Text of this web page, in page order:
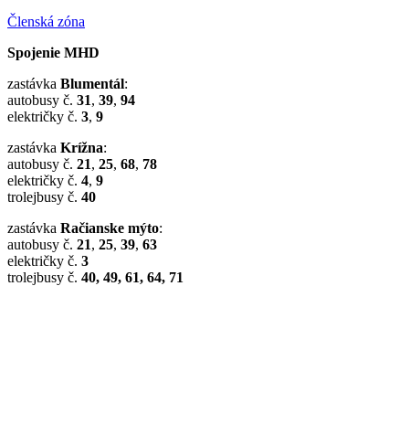
Členská zóna
Spojenie MHD
zastávka Blumentál:
autobusy č. 31, 39, 94
električky č. 3, 9
zastávka Krížna:
autobusy č. 21, 25, 68, 78
električky č. 4, 9
trolejbusy č. 40
zastávka Račianske mýto:
autobusy č. 21, 25, 39, 63
električky č. 3
trolejbusy č. 40, 49, 61, 64, 71